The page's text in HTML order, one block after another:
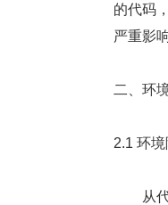
的代码
严重影
二、环
2.1 环
从